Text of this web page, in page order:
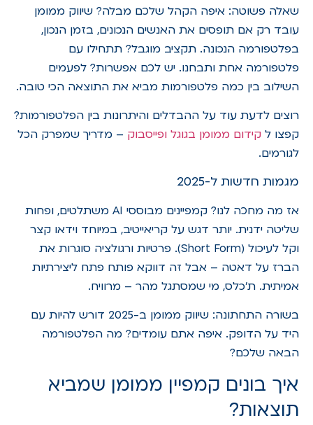
שאלה פשוטה: איפה הקהל שלכם מבלה? שיווק ממומן
עובד רק אם תופסים את האנשים הנכונים, בזמן הנכון,
בפלטפורמה הנכונה. תקציב מוגבל? תתחילו עם
פלטפורמה אחת ותבחנו. יש לכם אפשרות? לפעמים
השילוב בין כמה פלטפורמות מביא את התוצאה הכי טובה.
רוצים לדעת עוד על ההבדלים והיתרונות בין הפלטפורמות?
קפצו ל קידום ממומן בגוגל ופייסבוק – מדריך שמפרק הכל
לגורמים.
מגמות חדשות ל-2025
אז מה מחכה לנו? קמפיינים מבוססי AI משתלטים, ופחות
שליטה ידנית. יותר דגש על קריאייטיב, במיוחד וידאו קצר
וקל לעיכול (Short Form). פרטיות ורגולציה סוגרות את
הברז על דאטה – אבל זה דווקא פותח פתח ליצירתיות
אמיתית. ת'כלס, מי שמסתגל מהר – מרוויח.
בשורה התחתונה: שיווק ממומן ב-2025 דורש להיות עם
היד על הדופק. איפה אתם עומדים? מה הפלטפורמה
הבאה שלכם?
איך בונים קמפיין ממומן שמביא
תוצאות?